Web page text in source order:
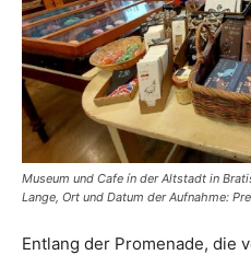
Museum und Cafe ín der Altstadt in
Lange, Ort und Datum der Aufnahme:
Entlang der Promenade, die